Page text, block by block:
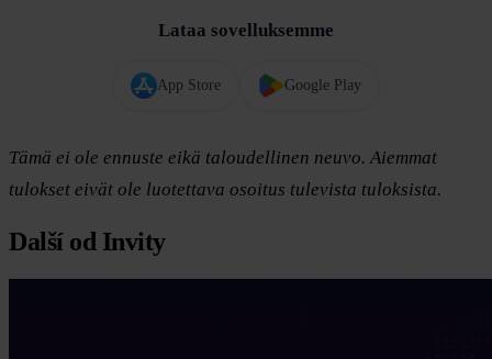
Lataa sovelluksemme
App Store Google Play
Tämä ei ole ennuste eikä taloudellinen neuvo. Aiemmat
tulokset eivät ole luotettava osoitus tulevista tuloksista.
Další od Invity